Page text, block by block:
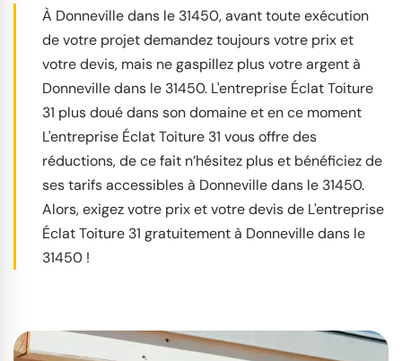
À Donneville dans le 31450, avant toute exécution
de votre projet demandez toujours votre prix et
votre devis, mais ne gaspillez plus votre argent à
Donneville dans le 31450. L'entreprise Éclat Toiture
31 plus doué dans son domaine et en ce moment
L'entreprise Éclat Toiture 31 vous offre des
réductions, de ce fait n’hésitez plus et bénéficiez de
ses tarifs accessibles à Donneville dans le 31450.
Alors, exigez votre prix et votre devis de L'entreprise
Éclat Toiture 31 gratuitement à Donneville dans le
31450 !